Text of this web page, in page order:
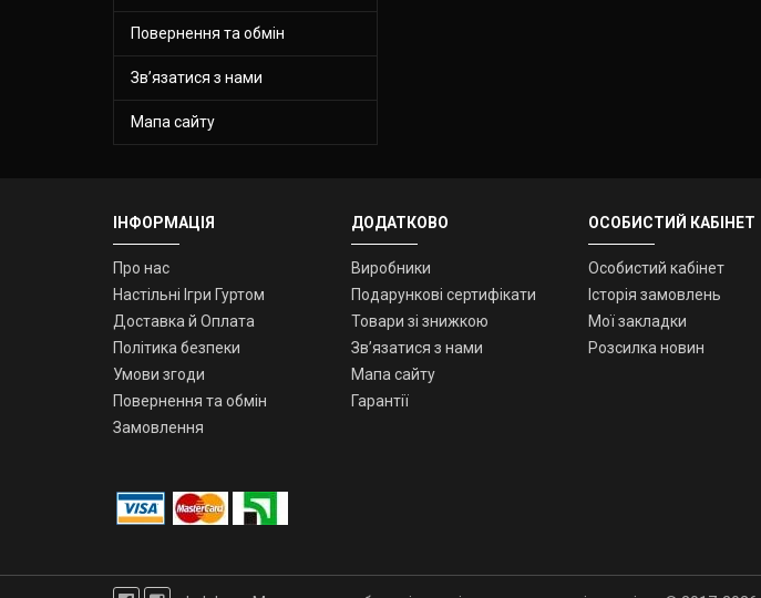
Повернення та обмін
Зв’язатися з нами
Мапа сайту
ІНФОРМАЦІЯ
Про нас
Настільні Ігри Гуртом
Доставка й Оплата
Політика безпеки
Умови згоди
Повернення та обмін
Замовлення
ДОДАТКОВО
Виробники
Подарункові сертифікати
Товари зі знижкою
Зв’язатися з нами
Мапа сайту
Гарантії
ОСОБИСТИЙ КАБІНЕТ
Особистий кабінет
Історія замовлень
Мої закладки
Розсилка новин